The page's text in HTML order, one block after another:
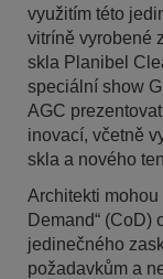
využitím této
vitríně vyrobené
skla Planibel
speciální show
AGC
inovací, včetně
skla a nového
Architekti mohou
Demand“ (CoD)
jedinečného
požadavkům a